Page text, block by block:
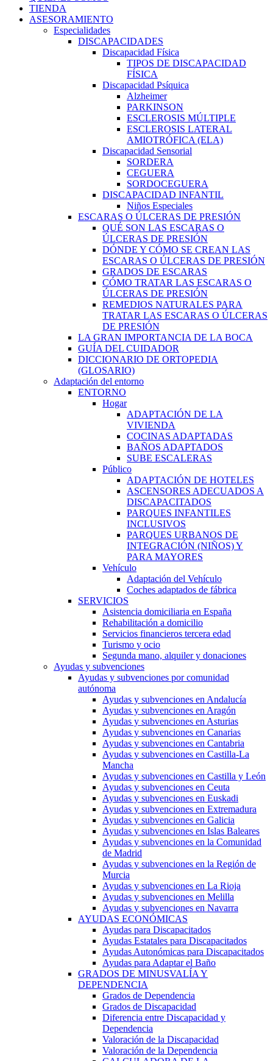
TIENDA
ASESORAMIENTO
Especialidades
DISCAPACIDADES
Discapacidad Física
TIPOS DE DISCAPACIDAD
FÍSICA
Discapacidad Psíquica
Alzheimer
PARKINSON
ESCLEROSIS MÚLTIPLE
ESCLEROSIS LATERAL
AMIOTRÓFICA (ELA)
Discapacidad Sensorial
SORDERA
CEGUERA
SORDOCEGUERA
DISCAPACIDAD INFANTIL
Niños Especiales
ESCARAS O ÚLCERAS DE PRESIÓN
QUÉ SON LAS ESCARAS O
ÚLCERAS DE PRESIÓN
DÓNDE Y CÓMO SE CREAN LAS
ESCARAS O ÚLCERAS DE PRESIÓN
GRADOS DE ESCARAS
CÓMO TRATAR LAS ESCARAS O
ÚLCERAS DE PRESIÓN
REMEDIOS NATURALES PARA
TRATAR LAS ESCARAS O ÚLCERAS
DE PRESIÓN
LA GRAN IMPORTANCIA DE LA BOCA
GUÍA DEL CUIDADOR
DICCIONARIO DE ORTOPEDIA
(GLOSARIO)
Adaptación del entorno
ENTORNO
Hogar
ADAPTACIÓN DE LA
VIVIENDA
COCINAS ADAPTADAS
BAÑOS ADAPTADOS
SUBE ESCALERAS
Público
ADAPTACIÓN DE HOTELES
ASCENSORES ADECUADOS A
DISCAPACITADOS
PARQUES INFANTILES
INCLUSIVOS
PARQUES URBANOS DE
INTEGRACIÓN (NIÑOS) Y
PARA MAYORES
Vehículo
Adaptación del Vehículo
Coches adaptados de fábrica
SERVICIOS
Asistencia domiciliaria en España
Rehabilitación a domicilio
Servicios financieros tercera edad
Turismo y ocio
Segunda mano, alquiler y donaciones
Ayudas y subvenciones
Ayudas y subvenciones por comunidad
autónoma
Ayudas y subvenciones en Andalucía
Ayudas y subvenciones en Aragón
Ayudas y subvenciones en Asturias
Ayudas y subvenciones en Canarias
Ayudas y subvenciones en Cantabria
Ayudas y subvenciones en Castilla-La
Mancha
Ayudas y subvenciones en Castilla y León
Ayudas y subvenciones en Ceuta
Ayudas y subvenciones en Euskadi
Ayudas y subvenciones en Extremadura
Ayudas y subvenciones en Galicia
Ayudas y subvenciones en Islas Baleares
Ayudas y subvenciones en la Comunidad
de Madrid
Ayudas y subvenciones en la Región de
Murcia
Ayudas y subvenciones en La Rioja
Ayudas y subvenciones en Melilla
Ayudas y subvenciones en Navarra
AYUDAS ECONÓMICAS
Ayudas para Discapacitados
Ayudas Estatales para Discapacitados
Ayudas Autonómicas para Discapacitados
Ayudas para Adaptar el Baño
GRADOS DE MINUSVALÍA Y
DEPENDENCIA
Grados de Dependencia
Grados de Discapacidad
Diferencia entre Discapacidad y
Dependencia
Valoración de la Discapacidad
Valoración de la Dependencia